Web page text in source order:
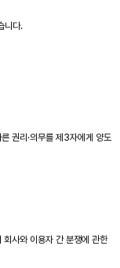
니다.
권리·의무를 제3자에게 양도
사와 이용자 간 분쟁에 관한